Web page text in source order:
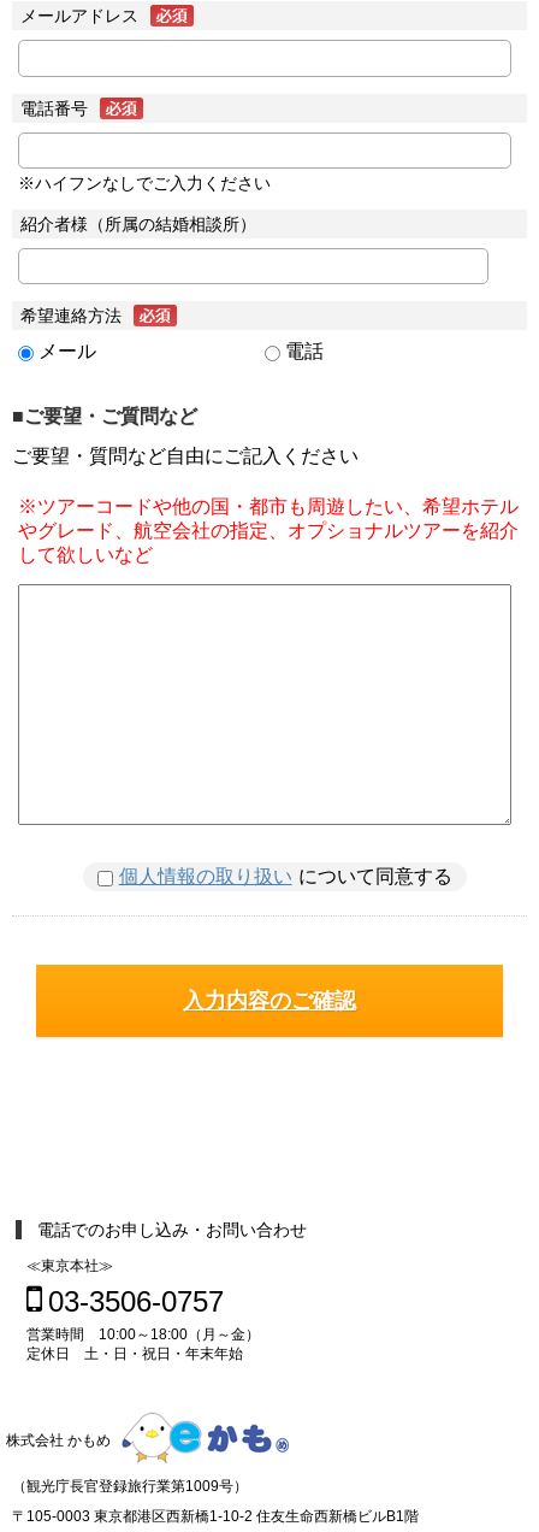
メールアドレス
電話番号
※ハイフンなしでご入力ください
紹介者様（所属の結婚相談所）
希望連絡方法
メール 電話
■ご要望・ご質問など
ご要望・質問など自由にご記入ください
※ツアーコードや他の国・都市も周遊したい、希望ホテル
やグレード、航空会社の指定、オプショナルツアーを紹介
して欲しいなど
個人情報の取り扱い について同意する
電話でのお申し込み・お問い合わせ
≪東京本社≫
03-3506-0757
営業時間 10:00～18:00（月～金）
定休日 土・日・祝日・年末年始
株式会社 かもめ
（観光庁長官登録旅行業第1009号）
〒105-0003 東京都港区西新橋1-10-2 住友生命西新橋ビルB1階